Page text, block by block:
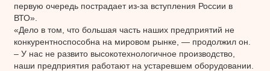
первую очередь пострадает из-за вступления России в
ВТО».
«Дело в том, что большая часть наших предприятий не
конкурентноспособна на мировом рынке, — продолжил он.
– У нас не развито высокотехнологичное производство,
наши предприятия работают на устаревшем оборудовании.